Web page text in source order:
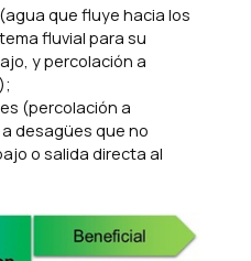
que fluye hacia los
fluvial para su
y percolación a
(percolación a
desagües que no
o salida directa al